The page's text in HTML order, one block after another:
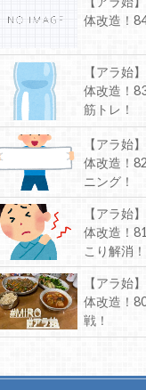
体改造！
【アラ始
体改造！
筋トレ！
【アラ始
体改造！
ニング！
【アラ始
体改造！
こり解消！
【アラ始
体改造！
戦！